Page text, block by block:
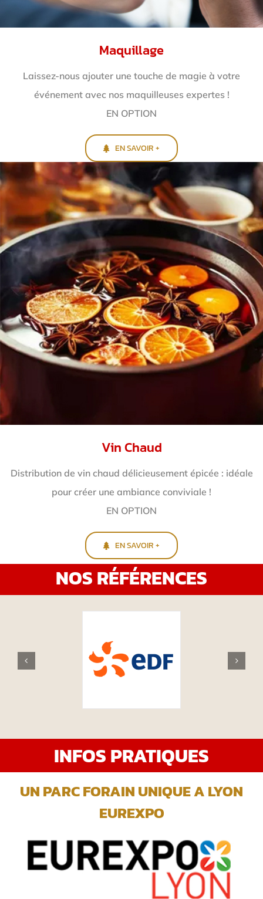
Maquillage
Laissez-nous ajouter une touche de magie à votre
événement avec nos maquilleuses expertes !
EN OPTION
EN SAVOIR +
Vin Chaud
Distribution de vin chaud délicieusement épicée : idéale
pour créer une ambiance conviviale !
EN OPTION
EN SAVOIR +
NOS RÉFÉRENCES
INFOS PRATIQUES
UN PARC FORAIN UNIQUE A LYON
EUREXPO